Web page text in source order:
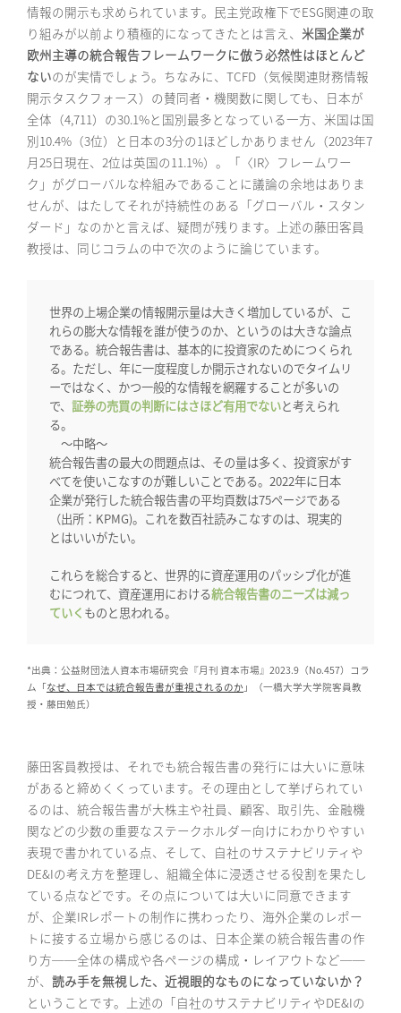
情報の開示も求められています。民主党政権下でESG関連の取
り組みが以前より積極的になってきたとは言え、 米国企業が
欧州主導の統合報告フレームワークに倣う必然性はほとんど
ないのが実情でしょう。ちなみに、TCFD（気候関連財務情報
開示タスクフォース）の賛同者・機関数に関しても、日本が
全体（4,711）の30.1%と国別最多となっている一方、米国は国
別10.4%（3位）と日本の3分の1ほどしかありません（2023年7
月25日現在、2位は英国の11.1%）。「〈IR〉フレームワー
ク」がグローバルな枠組みであることに議論の余地はありま
せんが、はたしてそれが持続性のある「グローバル・スタン
ダード」なのかと言えば、疑問が残ります。上述の藤田客員
教授は、同じコラムの中で次のように論じています。
世界の上場企業の情報開示量は大きく増加しているが、
こ
れらの膨大な情報を誰が使うのか、というのは大きな論点
である。統合報告書は、基本的に投資家のためにつくられ
る。ただし、年に一度程度しか開示されないのでタイムリ
ーではなく、かつ一般的な情報を網羅することが多いの
で、 証券の売買の判断にはさほど有用でないと考えられ
る。
〜中略〜
統合報告書の最大の問題点は、その量は多く、投資家がす
べてを使いこなすのが難しいことである。2022年に日本
企業が発行した統合報告書の平均頁数は75ページである
（出所：KPMG)。これを数百社読みこなすのは、現実的
とはいいがたい。
これらを総合すると、世界的に資産運用のパッシブ化が進
むにつれて、資産運用における統合報告書のニーズは減っ
ていく ものと思われる。
*出典：公益財団法人資本市場研究会『月刊 資本市場』2023.9（No.457）コラ
ム「なぜ、日本では統合報告書が重視されるのか 」（一橋大学大学院客員教
授・藤田勉氏）
藤田客員教授は、それでも統合報告書の発行には大いに意味
があると締めくくっています。その理由として挙げられてい
るのは、統合報告書が大株主や社員、顧客、取引先、金融機
関などの少数の重要なステークホルダー向けにわかりやすい
表現で書かれている点、そして、自社のサステナビリティや
DE&Iの考え方を整理し、組織全体に浸透させる役割を果たし
ている点などです。 その点については大いに同意できます
が、企業IRレポートの制作に携わったり、海外企業のレポー
トに接する立場から感じるのは、日本企業の統合報告書の作
り方──全体の構成や各ページの構成・レイアウトなど──
が、 読み手を無視した、近視眼的なものになっていないか？
ということです。上述の「自社のサステナビリティやDE&Iの